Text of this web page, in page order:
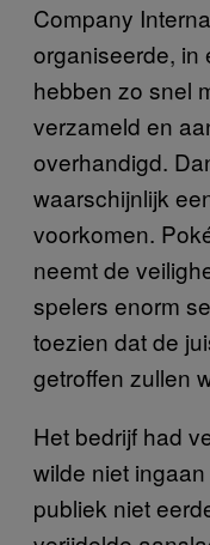
Company
organiseerde, in
hebben zo snel
verzameld en
overhandigd.
waarschijnlijk
voorkomen.
neemt de
spelers enorm
toezien dat de
getroffen zullen
Het bedrijf had
wilde niet
publiek niet